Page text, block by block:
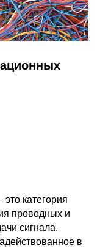
категория
проводных и
сигнала.
в